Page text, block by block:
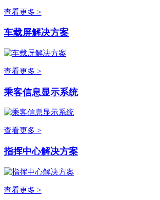
查看更多 >
车载屏解决方案
查看更多 >
乘客信息显示系统
查看更多 >
指挥中心解决方案
查看更多 >